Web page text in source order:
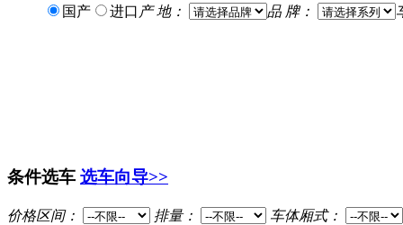
国产
进口 产 地： 品 牌：
条件选车 选车向导>>
价格区间： 排量： 车体厢式：